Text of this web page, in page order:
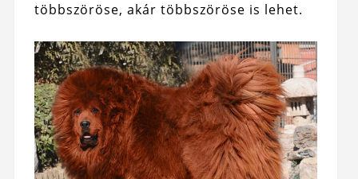
többszöröse, akár többszöröse is lehet.